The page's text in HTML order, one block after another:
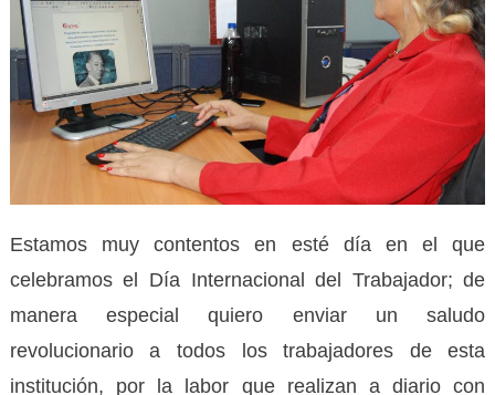
Estamos muy contentos en esté día en el que
celebramos el Día Internacional del Trabajador; de
manera especial quiero enviar un saludo
revolucionario a todos los trabajadores de esta
institución, por la labor que realizan a diario con